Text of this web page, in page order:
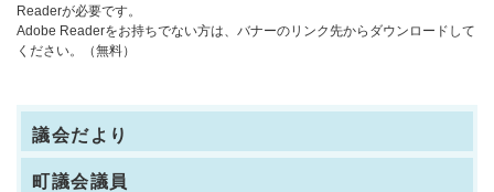
Readerが必要です。
Adobe Readerをお持ちでない方は、バナーのリンク先からダウンロードして
ください。（無料）
議会だより
町議会議員